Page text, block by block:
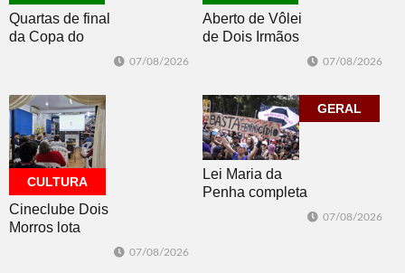
Quartas de final
da Copa do
Brasil 2026: veja
do sorteio
07/08/2026
Aberto de Vôlei
de Dois Irmãos
jogos
07/08/2026
CULTURA
Cineclube Dois
Morros lota
07/08/2026
GERAL
Lei Maria da
Penha completa
07/08/2026